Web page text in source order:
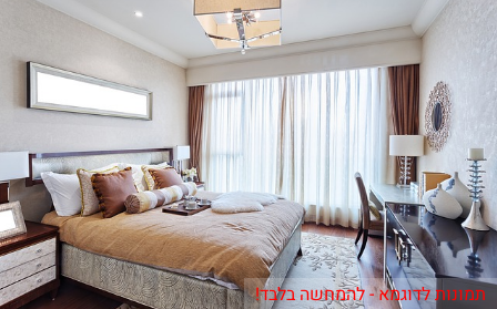
תמונות לדוגמא - להמחשה בלבד!